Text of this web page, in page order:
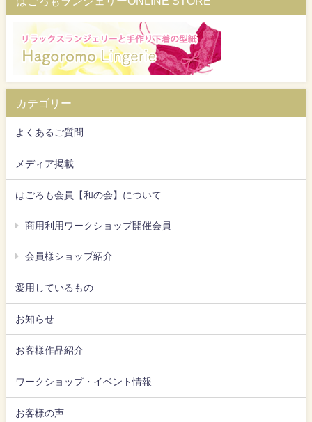
カテゴリー
よくあるご質問
メディア掲載
はごろも会員【和の会】について
商用利用ワークショップ開催会員
会員様ショップ紹介
愛用しているもの
お知らせ
お客様作品紹介
ワークショップ・イベント情報
お客様の声